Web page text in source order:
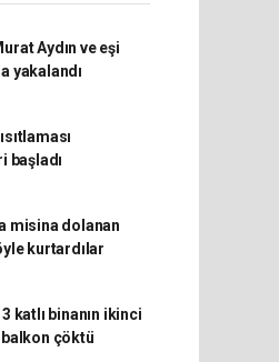
Aydın ve eşi
yakalandı
başladı
misina dolanan
kurtardılar
katlı binanın ikinci
balkon çöktü